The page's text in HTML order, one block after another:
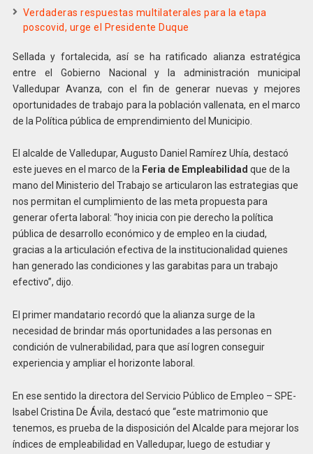
Verdaderas respuestas multilaterales para la etapa
poscovid, urge el Presidente Duque
Sellada y fortalecida, así se ha ratificado alianza estratégica
entre el Gobierno Nacional y la administración municipal
Valledupar Avanza, con el fin de generar nuevas y mejores
oportunidades de trabajo para la población vallenata, en el marco
de la Política pública de emprendimiento del Municipio.
El alcalde de Valledupar, Augusto Daniel Ramírez Uhía, destacó
este jueves en el marco de la Feria de Empleabilidad que de la
mano del Ministerio del Trabajo se articularon las estrategias que
nos permitan el cumplimiento de las meta propuesta para
generar oferta laboral: “hoy inicia con pie derecho la política
pública de desarrollo económico y de empleo en la ciudad,
gracias a la articulación efectiva de la institucionalidad quienes
han generado las condiciones y las garabitas para un trabajo
efectivo”, dijo.
El primer mandatario recordó que la alianza surge de la
necesidad de brindar más oportunidades a las personas en
condición de vulnerabilidad, para que así logren conseguir
experiencia y ampliar el horizonte laboral.
En ese sentido la directora del Servicio Público de Empleo – SPE-
Isabel Cristina De Ávila, destacó que “este matrimonio que
tenemos, es prueba de la disposición del Alcalde para mejorar los
índices de empleabilidad en Valledupar, luego de estudiar y